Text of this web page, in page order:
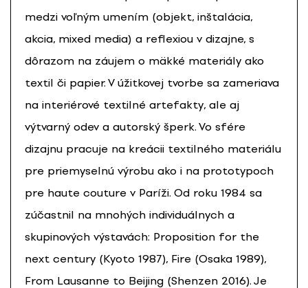
medzi voľným umením (objekt, inštalácia,
akcia, mixed media) a reflexiou v dizajne, s
dôrazom na záujem o mäkké materiály ako
textil či papier. V úžitkovej tvorbe sa zameriava
na interiérové textilné artefakty, ale aj
výtvarný odev a autorský šperk. Vo sfére
dizajnu pracuje na kreácii textilného materiálu
pre priemyselnú výrobu ako i na prototypoch
pre haute couture v Paríži. Od roku 1984 sa
zúčastnil na mnohých individuálnych a
skupinových výstavách: Proposition for the
next century (Kyoto 1987), Fire (Osaka 1989),
From Lausanne to Beijing (Shenzen 2016). Je